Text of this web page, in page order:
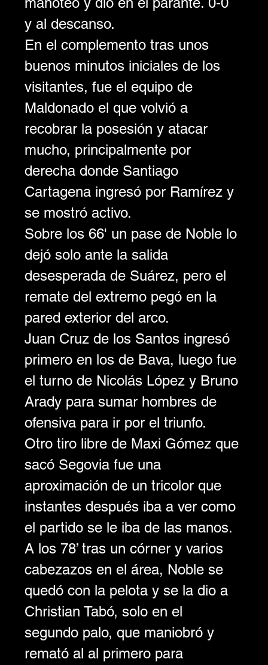
y al descanso.
En el complemento tras unos
buenos minutos iniciales de los
visitantes, fue el equipo de
Maldonado el que volvió a
recobrar la posesión y atacar
mucho, principalmente por
derecha donde Santiago
Cartagena ingresó por Ramírez y
se mostró activo.
Sobre los 66' un pase de Noble lo
dejó solo ante la salida
desesperada de Suárez, pero el
remate del extremo pegó en la
pared exterior del arco.
Juan Cruz de los Santos ingresó
primero en los de Bava, luego fue
el turno de Nicolás López y Bruno
Arady para sumar hombres de
ofensiva para ir por el triunfo.
Otro tiro libre de Maxi Gómez que
sacó Segovia fue una
aproximación de un tricolor que
instantes después iba a ver como
el partido se le iba de las manos.
A los 78’ tras un córner y varios
cabezazos en el área, Noble se
quedó con la pelota y se la dio a
Christian Tabó, solo en el
segundo palo, que maniobró y
remató al al primero para